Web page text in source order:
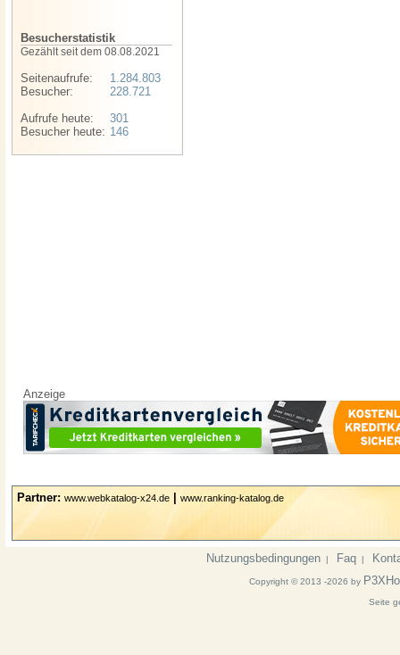
Besucherstatistik
Gezählt seit dem 08.08.2021
Seitenaufrufe:
Besucher:
Aufrufe heute:
Besucher heute:
1.284.803
228.721
301
146
Anzeige
Partner: www.webkatalog-x24.de www.ranking-katalog.de
Nutzungsbedingungen | Faq |
Copyright © 2013 -2026 by
Seite